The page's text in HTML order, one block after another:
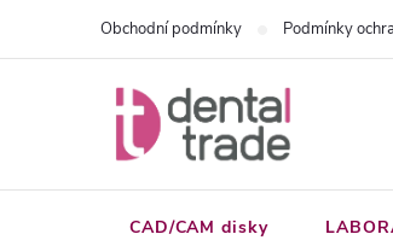
Obchodní podmínky Podmínky
CAD/CAM disky